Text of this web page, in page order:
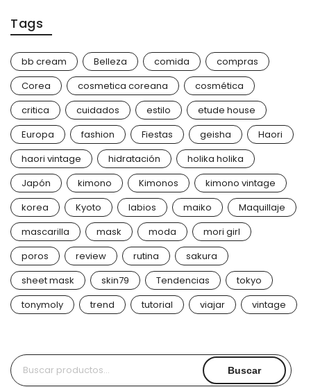
Tags
bb cream Belleza comida
compras
Corea
cosmetica coreana
cosmética
critica
cuidados estilo
etude house
Europa
fashion Fiestas geisha
Haori
haori vintage
hidratación
holika holika
Japón
kimono Kimonos
kimono vintage
korea
Kyoto labios maiko
Maquillaje
mascarilla
mask moda
mori girl
poros
review rutina
sakura
sheet mask
skin79 Tendencias
tokyo
tonymoly
trend tutorial viajar vintage
Buscar
por:
Buscar